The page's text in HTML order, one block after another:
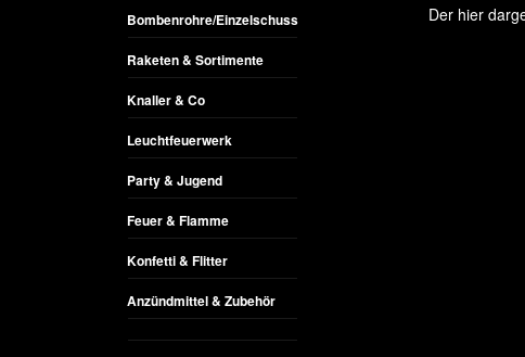
Bombenrohre/Einzelschuss
Raketen & Sortimente
Knaller & Co
Leuchtfeuerwerk
Party & Jugend
Feuer & Flamme
Konfetti & Flitter
Anzündmittel & Zubehör
Der hier